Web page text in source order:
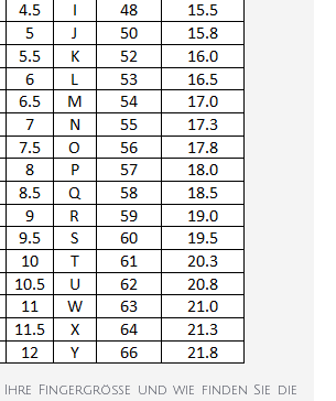
Ihre Fingergröße und wie finden Sie die